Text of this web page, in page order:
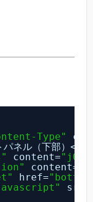
Type"
ネル（下部）
content=
content=
href=
src=